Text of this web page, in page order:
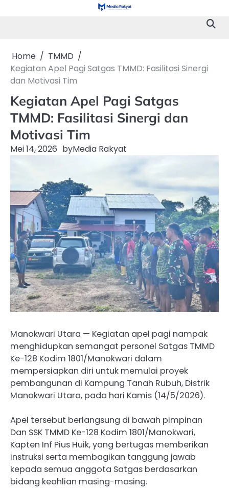
Home
TMMD
Kegiatan Apel Pagi Satgas TMMD: Fasilitasi Sinergi
dan Motivasi Tim
Kegiatan Apel Pagi Satgas
TMMD: Fasilitasi Sinergi dan
Motivasi Tim
Mei 14, 2026 byMedia Rakyat
Manokwari Utara — Kegiatan apel pagi nampak
menghidupkan semangat personel Satgas TMMD
Ke-128 Kodim 1801/Manokwari dalam
mempersiapkan diri untuk memulai proyek
pembangunan di Kampung Tanah Rubuh, Distrik
Manokwari Utara, pada hari Kamis (14/5/2026).
Apel tersebut berlangsung di bawah pimpinan
Dan SSK TMMD Ke-128 Kodim 1801/Manokwari,
Kapten Inf Pius Huik, yang bertugas memberikan
instruksi serta membagikan tanggung jawab
kepada semua anggota Satgas berdasarkan
bidang keahlian masing-masing.